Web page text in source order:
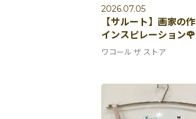
2026.07.05
【サルート】画家の
インスピレーション🌹
ワコール ザ ストア